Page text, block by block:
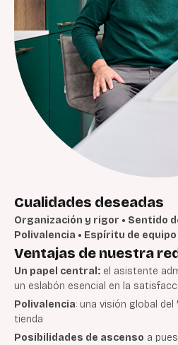
Cualidades deseadas
Organización y rigor • Sentido
Polivalencia • Espíritu de
Ventajas de nuestra
Un papel central: el asistente
un eslabón esencial en la
Polivalencia: una visión global
tienda
Posibilidades de ascenso a